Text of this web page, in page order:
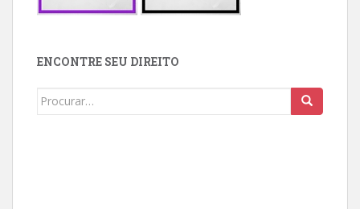
ENCONTRE SEU DIREITO
Buscar: